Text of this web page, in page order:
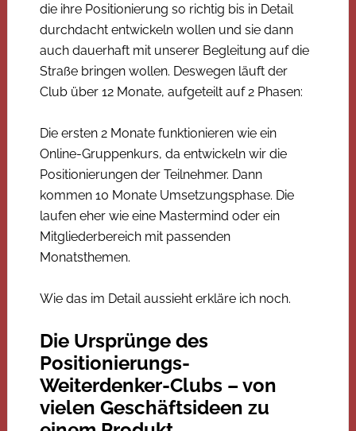
die ihre Positionierung so richtig bis in Detail
durchdacht entwickeln wollen und sie dann
auch dauerhaft mit unserer Begleitung auf die
Straße bringen wollen. Deswegen läuft der
Club über 12 Monate, aufgeteilt auf 2 Phasen:
Die ersten 2 Monate funktionieren wie ein
Online-Gruppenkurs, da entwickeln wir die
Positionierungen der Teilnehmer. Dann
kommen 10 Monate Umsetzungsphase. Die
laufen eher wie eine Mastermind oder ein
Mitgliederbereich mit passenden
Monatsthemen.
Wie das im Detail aussieht erkläre ich noch.
Die Ursprünge des
Positionierungs-
Weiterdenker-Clubs – von
vielen Geschäftsideen zu